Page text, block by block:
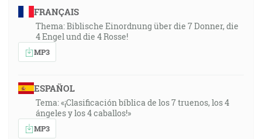
FRANÇAIS
Thema: Biblische Einordnung über die 7 Donner, die
4 Engel und die 4 Rosse!
MP3
ESPAÑOL
Tema: «¡Clasificación bíblica de los 7 truenos, los 4
ángeles y los 4 caballos!»
MP3